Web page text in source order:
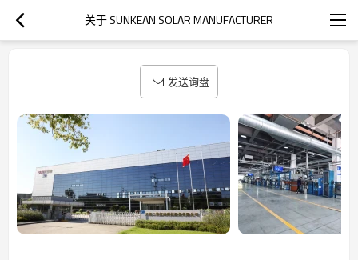
关于 SUNKEAN SOLAR MANUFACTURER
发送询盘